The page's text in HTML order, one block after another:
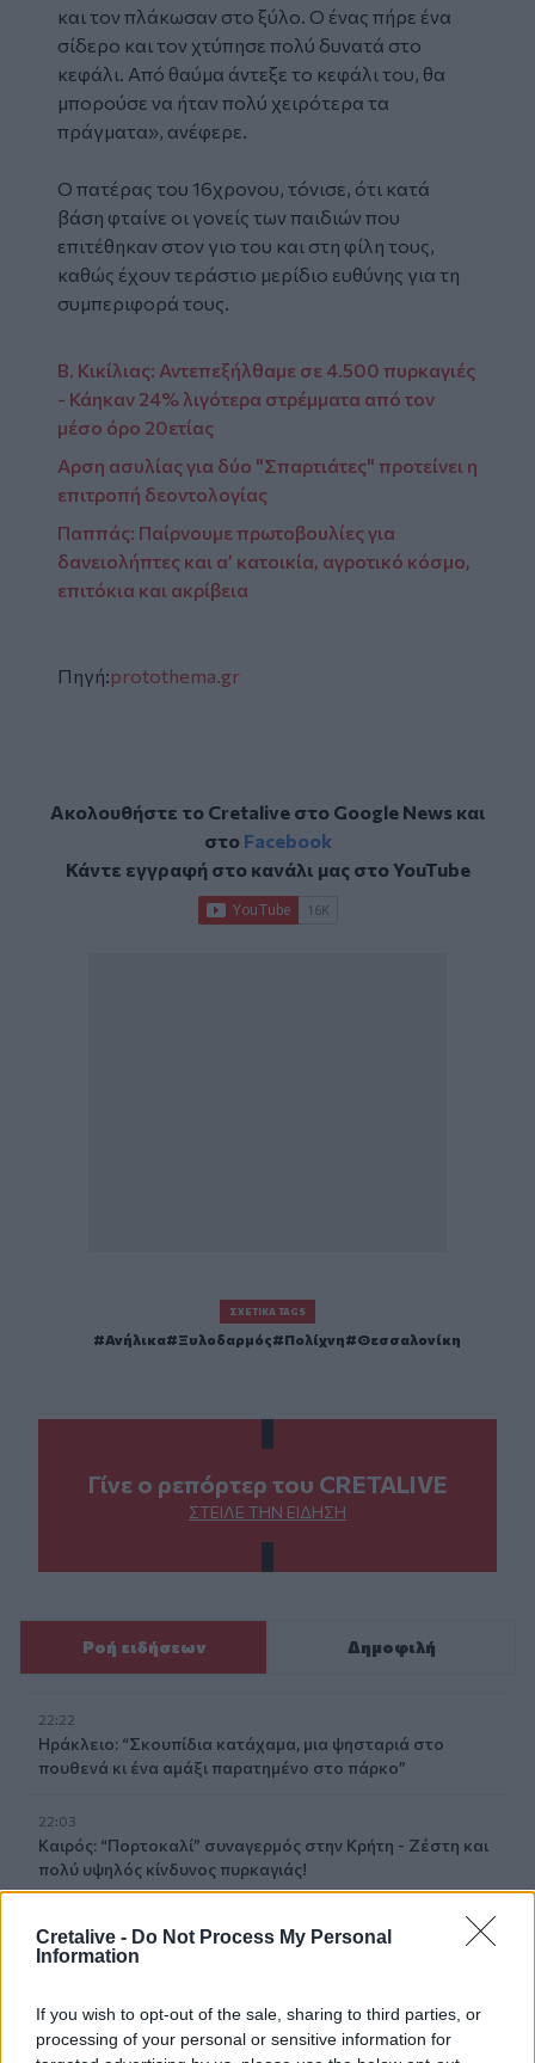
Cretalive - Do Not Process My Personal
Information
If you wish to opt-out of the sale, sharing to third parties, or
processing of your personal or sensitive information for
και τον πλάκωσαν στο ξύλο. Ο ένας πήρε ένα
σίδερο και τον χτύπησε πολύ δυνατά στο
κεφάλι. Από θαύμα άντεξε το κεφάλι του, θα
μπορούσε να ήταν πολύ χειρότερα τα
πράγματα», ανέφερε.
Ο πατέρας του 16χρονου, τόνισε, ότι κατά
βάση φταίνε οι γονείς των παιδιών που
επιτέθηκαν στον γιο του και στη φίλη τους,
καθώς έχουν τεράστιο μερίδιο ευθύνης για τη
συμπεριφορά τους.
Β. Κικίλιας: Αντεπεξήλθαμε σε 4.500 πυρκαγιές
- Κάηκαν 24% λιγότερα στρέμματα από τον
μέσο όρο 20ετίας
Aρση ασυλίας για δύο "Σπαρτιάτες" προτείνει η
επιτροπή δεοντολογίας
Παππάς: Παίρνουμε πρωτοβουλίες για
δανειολήπτες και α’ κατοικία, αγροτικό κόσμο,
επιτόκια και ακρίβεια
Πηγή:protothema.gr
Ακολουθήστε το Cretalive στο Google Newsκαι
στο Facebook
Κάντε εγγραφή στο κανάλι μας στοYouTube
ΣΧΕΤΙΚΆ TAGS
Ανήλικα Ξυλοδαρμός Πολίχνη Θεσσαλονίκη
Γίνε ο ρεπόρτερ του CRETALIVE
ΣΤΕΊΛΕ ΤΗΝ ΕΊΔΗΣΗ
Ροή ειδήσεων Δημοφιλή
22:22
Ηράκλειο: “Σκουπίδια κατάχαμα, μια ψησταριά στο
πουθενά κι ένα αμάξι παρατημένο στο πάρκο”
22:03
Καιρός: “Πορτοκαλί” συναγερμός στην Κρήτη - Ζέστη και
πολύ υψηλός κίνδυνος πυρκαγιάς!
Σφοδρή επίθεση κατά Καρυστιανού-Γρατσία από πρώην
21:57